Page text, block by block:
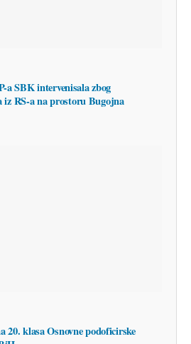
a SBK intervenisala zbog
RS-a na prostoru Bugojna
20. klasa Osnovne podoficirske